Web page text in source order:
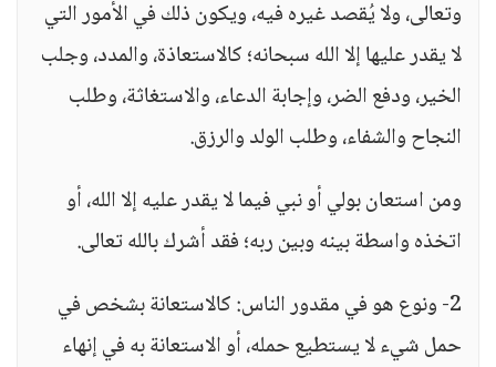
وتعالى، ولا يُقصد غيره فيه، ويكون ذلك في الأمور التي
لا يقدر عليها إلا الله سبحانه؛ كالاستعاذة، والمدد، وجلب
الخير، ودفع الضر، وإجابة الدعاء، والاستغاثة، وطلب
النجاح والشفاء، وطلب الولد والرزق.
ومن استعان بولي أو نبي فيما لا يقدر عليه إلا الله، أو
اتخذه واسطة بينه وبين ربه؛ فقد أشرك بالله تعالى.
2- ونوع هو في مقدور الناس: كالاستعانة بشخص في
حمل شيء لا يستطيع حمله، أو الاستعانة به في إنهاء